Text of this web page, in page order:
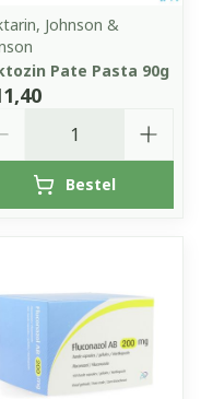
Johnson &
Pate Pasta 90g
Bestel